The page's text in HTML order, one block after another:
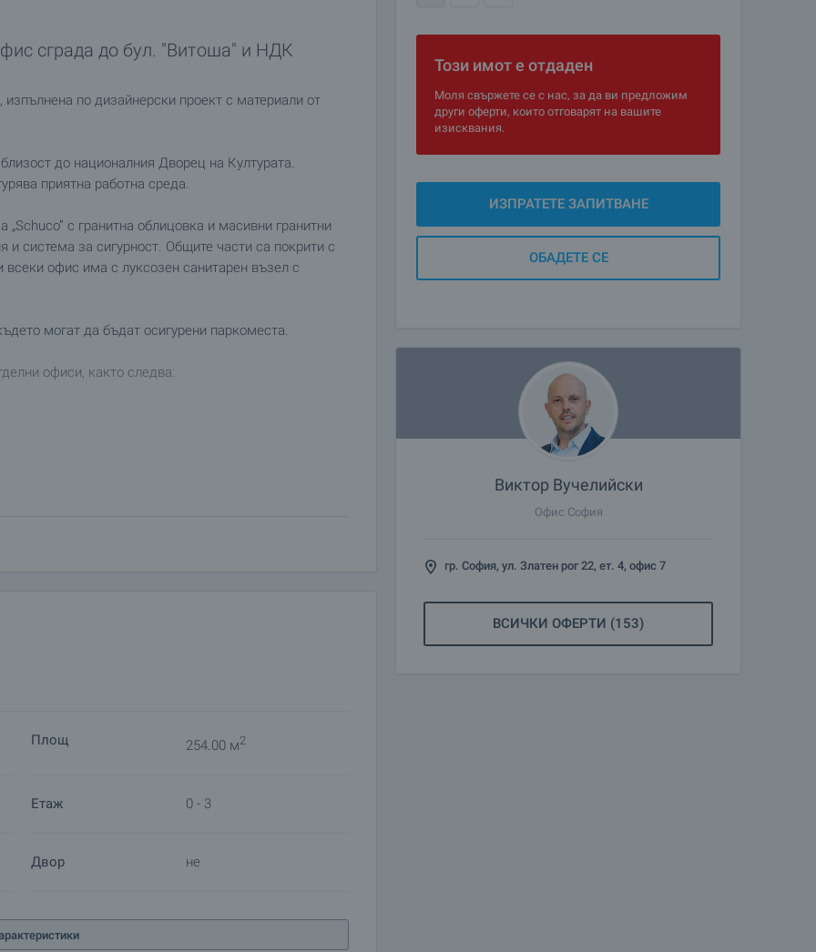
сграда до бул. "Витоша" и НДК
по дизайнерски проект с материали от
до националния Дворец на Културата.
приятна работна среда.
с гранитна облицовка и масивни гранитни
система за сигурност. Общите части са покрити с
всеки офис има с луксозен санитарен възел с
могат да бъдат осигурени паркоместа.
офиси, както следва:
2.80 метра, обща площ 260.00 кв.м. (чиста
Площ 254.00 м2
Етаж 0 - 3
Двор не
Този имот е отдаден
Моля свържете се с нас, за да ви предложим
други оферти, които отговарят на вашите
изисквания.
ИЗПРАТЕТЕ ЗАПИТВАНЕ
ОБАДЕТЕ СЕ
Виктор Вучелийски
Офис София
гр. София, ул. Златен рог 22, ет. 4, офис 7
ВСИЧКИ ОФЕРТИ (153)